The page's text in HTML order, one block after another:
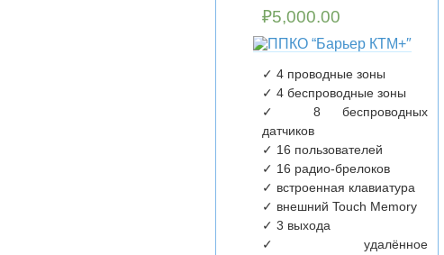
₽5,000.00
✓ 4 проводные зоны
✓ 4 беспроводные зоны
✓ 8 беспроводных
датчиков
✓ 16 пользователей
✓ 16 радио-брелоков
✓ встроенная клавиатура
✓ внешний Touch Memory
✓ 3 выхода
✓ удалённое